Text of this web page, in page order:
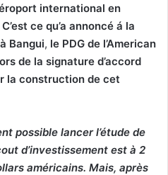
international en
ce qu’a annoncé á la
Bangui, le PDG de l’American
de la signature d’accord
la construction de cet
possible lancer l’étude de
d’investissement est à 2
américains. Mais, après